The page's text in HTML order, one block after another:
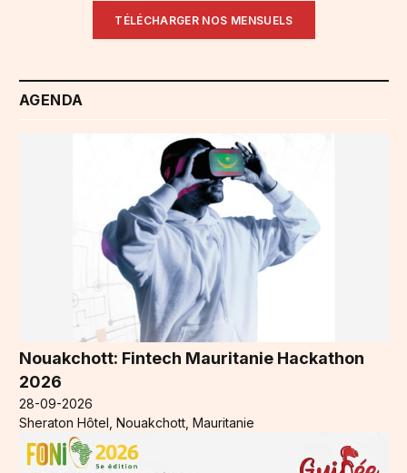
TÉLÉCHARGER NOS MENSUELS
AGENDA
Nouakchott: Fintech Mauritanie Hackathon
2026
28-09-2026
Sheraton Hôtel, Nouakchott, Mauritanie